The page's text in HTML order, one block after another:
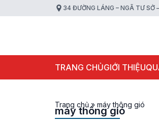
34 ĐƯỜNG LÁNG – NGÃ TƯ SỞ
TRANG CHỦGIỚI THIỆU
Trang chủ » máy thông gió
máy thông gió